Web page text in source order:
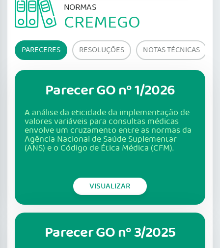
NORMAS
CREMEGO
PARECERES RESOLUÇÕES NOTAS TÉCNICAS
Parecer GO nº 1/2026
A análise da eticidade da implementação de
valores variáveis para consultas médicas
envolve um cruzamento entre as normas da
Agência Nacional de Saúde Suplementar
(ANS) e o Código de Ética Médica (CFM).
VISUALIZAR
Parecer GO nº 3/2025